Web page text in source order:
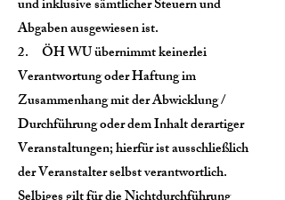
und inklusive sämtlicher Steuern und
Abgaben ausgewiesen ist.
2. ÖH WU übernimmt keinerlei
Verantwortung oder Haftung im
Zusammenhang mit der Abwicklung /
Durchführung oder dem Inhalt derartiger
Veranstaltungen; hierfür ist ausschließlich
der Veranstalter selbst verantwortlich.